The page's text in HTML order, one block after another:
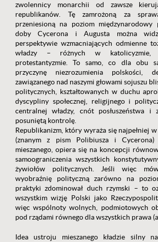
zwolennicy monarchii od zawsze
republikanów. Tę zamrożoną za
przeniesioną na poziom międzynarodowy
doby Cycerona i Augusta można
perspektywie wzmacniających odmienne
władzy – różnych w katolicyzmie,
protestantyzmie. To samo, co dla obu
przyczynę niezrozumienia polskości,
zawiązanego nad naszymi głowami sojuszu
politycznych, kształtowanych w duchu
dyscypliny społecznej, religijnego i
centralnej władzy, cnót posłuszeństwa i
posuniętą kontrolę.
Republikanizm, który wyraża się najpełniej
(znanym z pism Polibiusza i
mieszanego, opiera się na koncepcji
samoograniczenia wszystkich
żywiołów politycznych. Jeśli więc
wyobraźnię polityczną zarówno na
praktyki zdominował duch rzymski – to
wszystkim wizję Polski jako
więc wspólnoty wolnych, podmiotowych
pod rządami równego dla wszystkich prawa
Idea ustroju mieszanego kładzie silny